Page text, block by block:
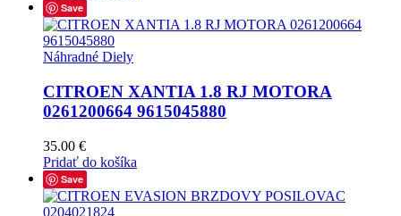
Save
Náhradné Diely
CITROEN XANTIA 1.8 RJ MOTORA
0261200664 9615045880
35.00 €
Pridať do košíka
Save